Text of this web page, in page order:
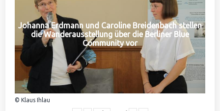
Johanna Erdmann und Caroline Breidenbach stellen
die Wanderausstellung über die Berliner Blue
Community vor
© Klaus Ihlau